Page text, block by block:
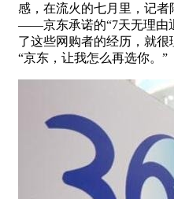
感，在流火的七月里，记
——京东承诺的“7天无理由
了这些网购者的经历，就很
“京东，让我怎么再选你。”